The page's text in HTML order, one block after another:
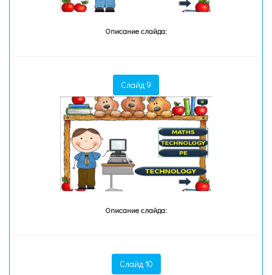
Описание слайда:
Слайд 9
Описание слайда:
Слайд 10